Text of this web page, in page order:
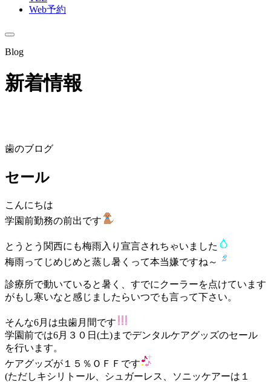
Web予約
Blog
新着情報
歯のブログ
セール
こんにちは
学園前勤務の前出です
とうとう関西にも梅雨入り宣言されちゃいました
梅雨ってじめじめと蒸し暑くって本当嫌ですね～
診療所で動いていると暑く、すでにクーラーを点けています
がもし寒いなと感じましたらいつでも言って下さい。
そんな6月は虫歯月間です
学園前では6月３０日(土)までデンタルケアグッズのセール
を行います。
ケアグッズが１５％ＯＦＦです
(ただしキシリトール、シュガーレス、ソニッケアーは１